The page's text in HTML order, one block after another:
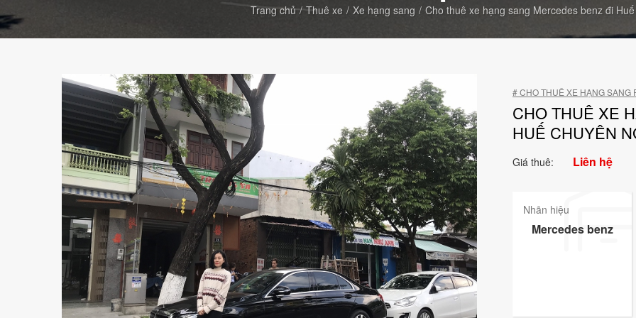
Trang chủ Thuê xe Xe hạng sang Cho thuê xe hạng sang Mercedes benz đi
# CHO THUÊ XE HẠNG SANG
CHO THUÊ XE
HUẾ CHUYÊN
Giá thuê: Liên hệ
Nhãn hiệu
Mercedes benz